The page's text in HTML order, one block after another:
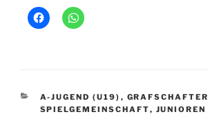
KATEGORIEN
A-JUGEND (U19) , GRAFSCHAFTER
SPIELGEMEINSCHAFT, JUNIOREN